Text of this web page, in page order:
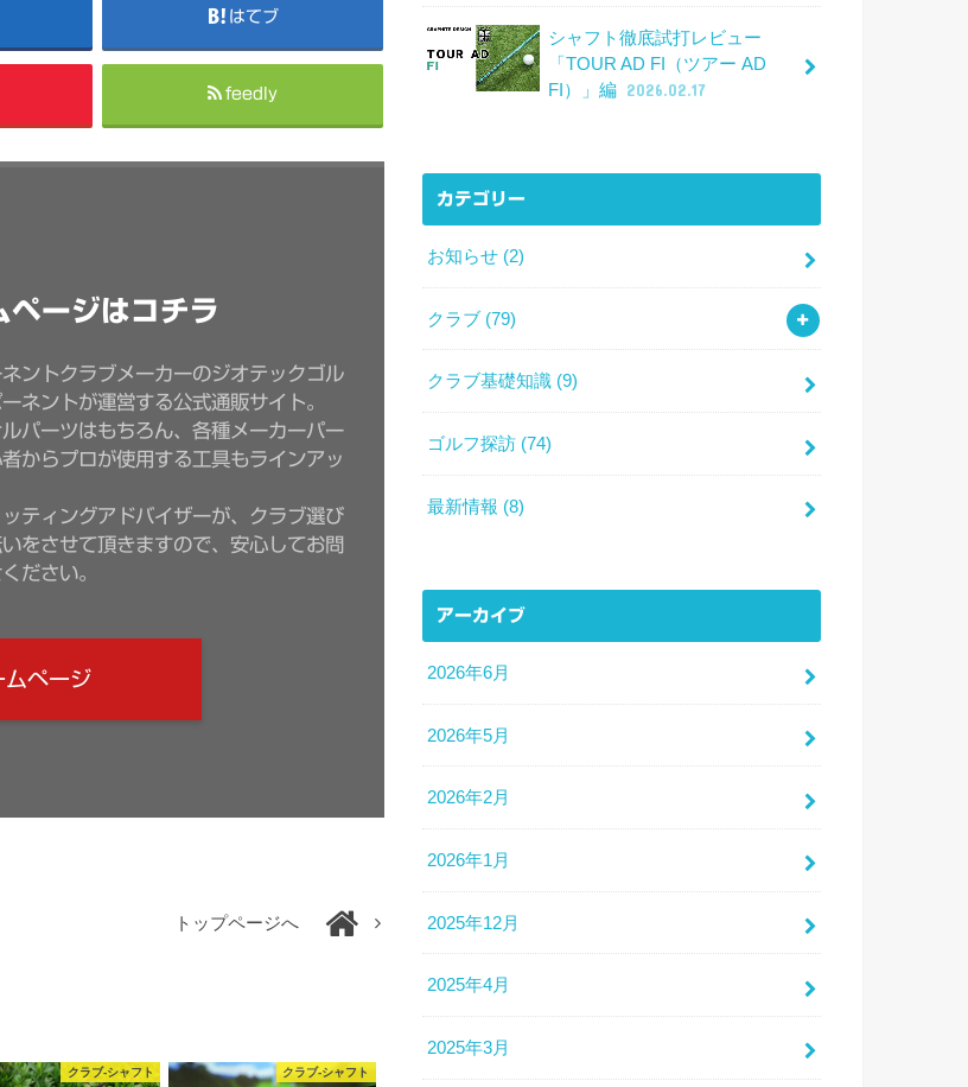
はてブ
feedly
ページはコチラ
ントクラブメーカーのジオテックゴル
ネントが運営する公式通販サイト。
パーツはもちろん、各種メーカーパー
からプロが使用する工具もラインアッ
ティングアドバイザーが、クラブ選び
をさせて頂きますので、安心してお問
ださい。
ムページ
トップページへ
クラブ-シャフト クラブ-シャフト
シャフト徹底試打レビュー
「TOUR AD FI（ツアー AD
FI）」編 2026.02.17
カテゴリー
お知らせ (2)
クラブ (79)
クラブ基礎知識 (9)
ゴルフ探訪 (74)
最新情報 (8)
アーカイブ
2026年6月
2026年5月
2026年2月
2026年1月
2025年12月
2025年4月
2025年3月